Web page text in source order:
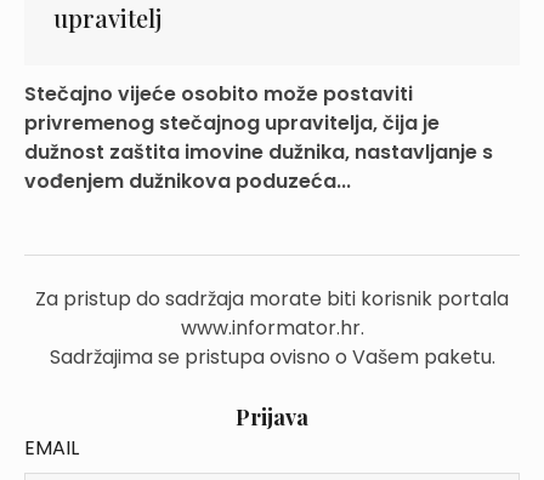
upravitelj
Stečajno vijeće osobito može postaviti
privremenog stečajnog upravitelja, čija je
dužnost zaštita imovine dužnika, nastavljanje s
vođenjem dužnikova poduzeća...
Za pristup do sadržaja morate biti korisnik portala
www.informator.hr.
Sadržajima se pristupa ovisno o Vašem paketu.
Prijava
EMAIL